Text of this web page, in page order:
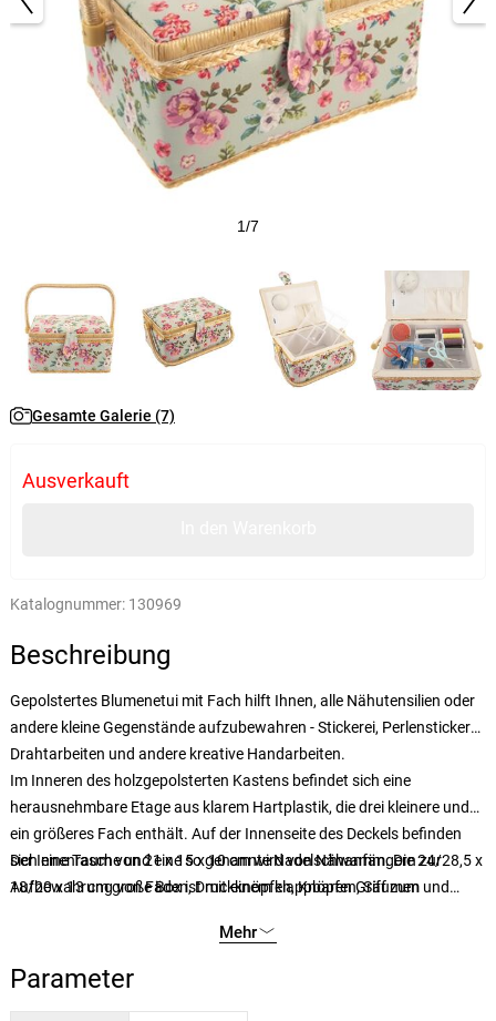
1/7
Gesamte Galerie (7)
Ausverkauft
Katalognummer: 130969
Beschreibung
Gepolstertes Blumenetui mit Fach hilft Ihnen, alle Nähutensilien oder
andere kleine Gegenstände aufzubewahren - Stickerei, Perlenstickerei,
Drahtarbeiten und andere kreative Handarbeiten.
Im Inneren des holzgepolsterten Kastens befindet sich eine
herausnehmbare Etage aus klarem Hartplastik, die drei kleinere und
ein größeres Fach enthält. Auf der Innenseite des Deckels befinden
sich eine Tasche und eine so genannte Nadelschwamm. Die 24/28,5 x
18/20 x 13 cm große Box ist mit einem klappbaren Griff zum
Der Innenraum von 21 x 15 x 10 cm wird von Nähanfängern zur
Aufbewahrung von Fäden, Druckknöpfen, Knöpfen, Säumen und
Mehr
Parameter